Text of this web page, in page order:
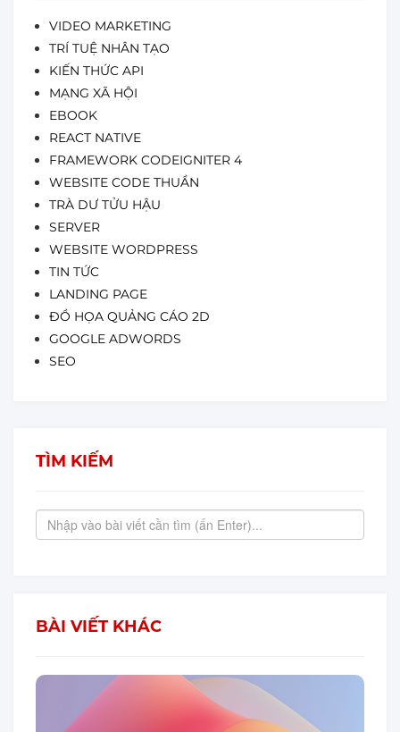
VIDEO MARKETING
TRÍ TUỆ NHÂN TẠO
KIẾN THỨC API
MẠNG XÃ HỘI
EBOOK
REACT NATIVE
FRAMEWORK CODEIGNITER 4
WEBSITE CODE THUẦN
TRÀ DƯ TỬU HẬU
SERVER
WEBSITE WORDPRESS
TIN TỨC
LANDING PAGE
ĐỒ HỌA QUẢNG CÁO 2D
GOOGLE ADWORDS
SEO
TÌM KIẾM
BÀI VIẾT KHÁC